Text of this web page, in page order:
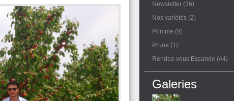
Newsletter (36)
Nos variétés (2)
Pomme (9)
Prune (1)
Rendez-vous Escande (44)
Galeries